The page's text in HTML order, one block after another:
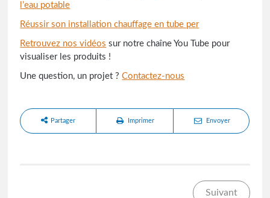
l’eau potable
Réussir son installation chauffage en tube per
Retrouvez nos vidéos sur notre chaîne You Tube pour
visualiser les produits !
Une question, un projet ?Contactez-nous
Partager Imprimer Envoyer
Suivant